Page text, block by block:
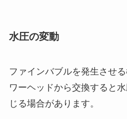
水圧の変動
ファインバブルを発生させ
ワーヘッドから交換すると
じる場合があります。